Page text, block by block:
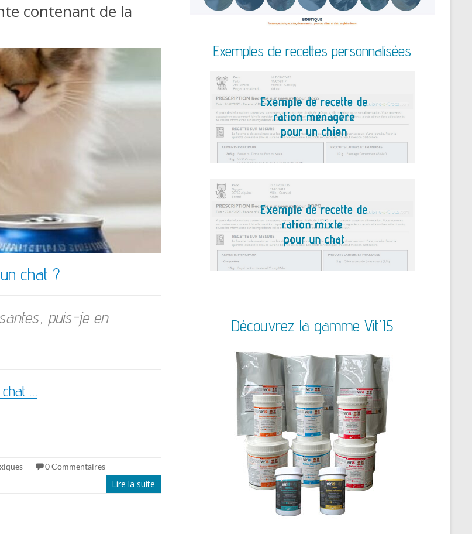
contenant de la
chat ?
puis-je en
chat …
0 Commentaires
Lire la suite
Exemples de recettes personnalisées
Découvrez la gamme Vit'I5